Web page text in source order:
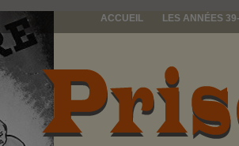
ACCUEIL LES ANNÉES